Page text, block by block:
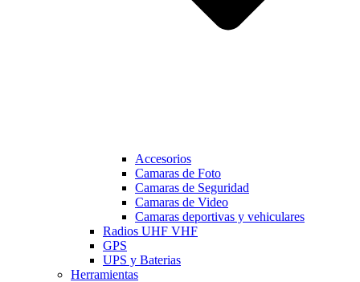
Accesorios
Camaras de Foto
Camaras de Seguridad
Camaras de Video
Camaras deportivas y vehiculares
Radios UHF VHF
GPS
UPS y Baterias
Herramientas